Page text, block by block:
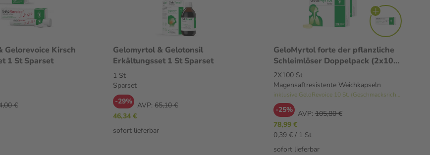
Gelorevoice Kirsch
Erkältungsset 1 St Sparset
€
Gelomyrtol & Gelotonsil
Erkältungsset 1 St Sparset
1 St
Sparset
-29% AVP: 65,10 €
46,34 €
sofort lieferbar
GeloMyrtol forte der pflanzliche
Schleimlöser Doppelpack (2x100
St.) 2X100 St
Magensaftresistente
Weichkapseln
2X100 St
Magensaftresistente Weichkapseln
inklusive GeloRevoice 10 St. (Geschmacksrichtung variiert)
-25% AVP: 105,80 €
78,99 €
0,39 € / 1 St
sofort lieferbar